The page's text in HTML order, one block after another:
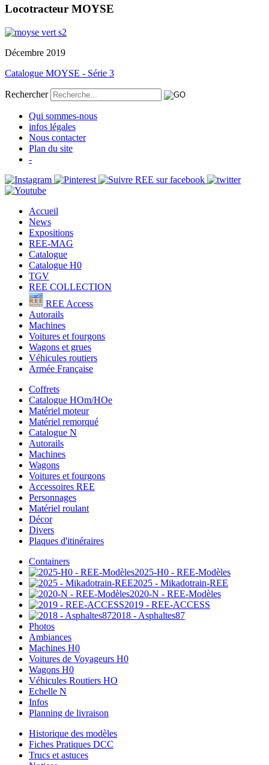
Locotracteur MOYSE
Décembre 2019
Catalogue MOYSE - Série 3
Rechercher
Qui sommes-nous
infos légales
Nous contacter
Plan du site
-
Accueil
News
Expositions
REE-MAG
Catalogue
Catalogue H0
TGV
REE COLLECTION
REE Access
Autorails
Machines
Voitures et fourgons
Wagons et grues
Véhicules routiers
Armée Française
Coffrets
Catalogue HOm/HOe
Matériel moteur
Matériel remorqué
Catalogue N
Autorails
Machines
Wagons
Voitures et fourgons
Accessoires REE
Personnages
Matériel roulant
Décor
Divers
Plaques d'itinéraires
Containers
2025-H0 - REE-Modèles
2025 - Mikadotrain-REE
2020-N - REE-Modèles
2019 - REE-ACCESS
2018 - Asphaltes87
Photos
Ambiances
Machines H0
Voitures de Voyageurs H0
Wagons H0
Véhicules Routiers HO
Echelle N
Infos
Planning de livraison
Historique des modèles
Fiches Pratiques DCC
Trucs et astuces